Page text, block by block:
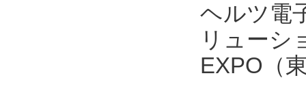
ヘルツ電
リューシ
EXPO（